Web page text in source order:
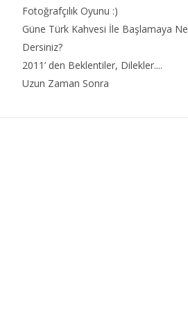
Fotoğrafçılık Oyunu :)
Güne Türk Kahvesi İle Başlamaya Ne
Dersiniz?
2011’ den Beklentiler, Dilekler....
Uzun Zaman Sonra